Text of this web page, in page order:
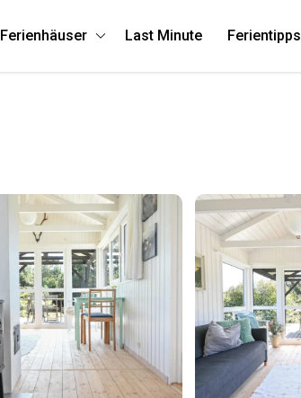
Ferienhäuser Last Minute Ferientipps